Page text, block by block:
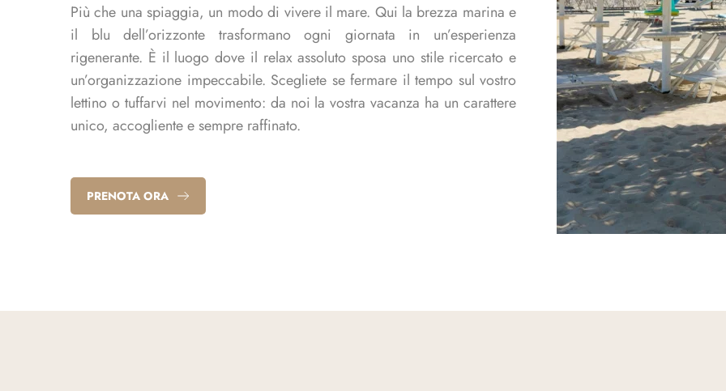
Più che una spiaggia, un modo di vivere il mare. Qui la brezza marina e
il blu dell’orizzonte trasformano ogni giornata in un’esperienza
rigenerante. È il luogo dove il relax assoluto sposa uno stile ricercato e
un’organizzazione impeccabile. Scegliete se fermare il tempo sul vostro
lettino o tuffarvi nel movimento: da noi la vostra vacanza ha un carattere
unico, accogliente e sempre raffinato.
PRENOTA ORA